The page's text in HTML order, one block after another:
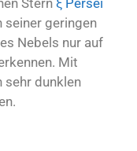
Stern ξ Persei
seiner geringen
Nebels nur auf
Mit
sehr dunklen